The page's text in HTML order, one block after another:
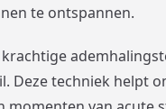
te ontspannen.
Deze techniek helpt